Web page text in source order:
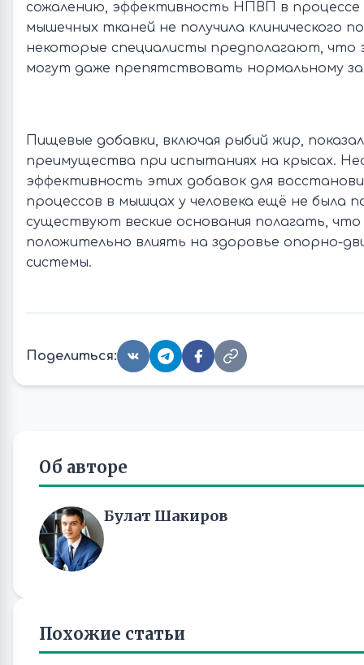
сожалению, эффективность НПВП в процессе
мышечных тканей не получила клинического
некоторые специалисты предполагают, что
могут даже препятствовать нормальному
Пищевые добавки, включая рыбий жир,
преимущества при испытаниях на крысах.
эффективность этих добавок для
процессов в мышцах у человека ещё не была
существуют веские основания полагать,
положительно влиять на здоровье опорно-
системы.
Поделиться:
Об авторе
Булат Шакиров
Похожие статьи